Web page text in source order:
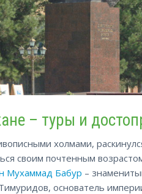
– туры и
холмами,
своим почтенным
Мухаммад Бабур –
основатель